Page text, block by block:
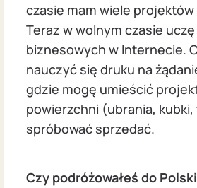
czasie mam wiele
Teraz w wolnym czasie
biznesowych w Internecie.
nauczyć się druku na
gdzie mogę umieścić
powierzchni (ubrania,
spróbować sprzedać.
Czy podróżowałeś do